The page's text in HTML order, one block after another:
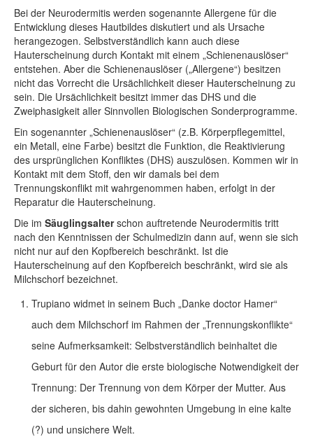
Bei der Neurodermitis werden sogenannte Allergene für die
Entwicklung dieses Hautbildes diskutiert und als Ursache
herangezogen. Selbstverständlich kann auch diese
Hauterscheinung durch Kontakt mit einem „Schienenauslöser“
entstehen. Aber die Schienenauslöser („Allergene“) besitzen
nicht das Vorrecht die Ursächlichkeit dieser Hauterscheinung zu
sein. Die Ursächlichkeit besitzt immer das DHS und die
Zweiphasigkeit aller Sinnvollen Biologischen Sonderprogramme.
Ein sogenannter „Schienenauslöser“ (z.B. Körperpflegemittel,
ein Metall, eine Farbe) besitzt die Funktion, die Reaktivierung
des ursprünglichen Konfliktes (DHS) auszulösen. Kommen wir in
Kontakt mit dem Stoff, den wir damals bei dem
Trennungskonflikt mit wahrgenommen haben, erfolgt in der
Reparatur die Hauterscheinung.
Die im Säuglingsalterschon auftretende Neurodermitis tritt
nach den Kenntnissen der Schulmedizin dann auf, wenn sie sich
nicht nur auf den Kopfbereich beschränkt. Ist die
Hauterscheinung auf den Kopfbereich beschränkt, wird sie als
Milchschorf bezeichnet.
Trupiano widmet in seinem Buch „Danke doctor Hamer“
auch dem Milchschorf im Rahmen der „Trennungskonflikte“
seine Aufmerksamkeit: Selbstverständlich beinhaltet die
Geburt für den Autor die erste biologische Notwendigkeit der
Trennung: Der Trennung von dem Körper der Mutter. Aus
der sicheren, bis dahin gewohnten Umgebung in eine kalte
(?) und unsichere Welt.